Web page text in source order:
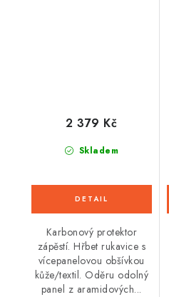
Skladem
2 379 Kč
Karbonový protektor
zápěstí. Hřbet rukavice s
vícepanelovou obšívkou
kůže/textil. Oděru odolný
panel z aramidových...